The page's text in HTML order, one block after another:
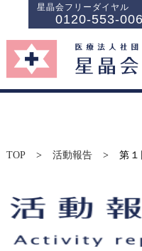
星晶会フリーダイヤル
0120-553-006
TOP > 活動報告 > 第